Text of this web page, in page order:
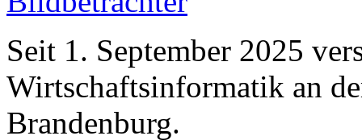
Seit 1. September 2025
Wirtschaftsinformatik an
Brandenburg.